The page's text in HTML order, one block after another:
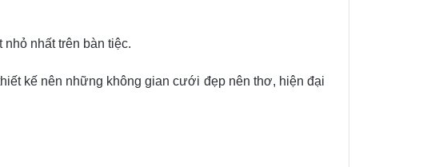
nhất trên bàn tiệc.
kế nên những không gian cưới đẹp nên thơ, hiện đại